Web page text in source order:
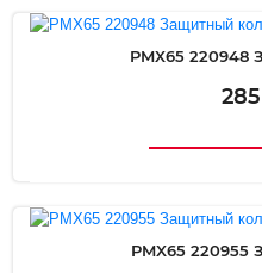
PMX65 220948
PMX65 220955